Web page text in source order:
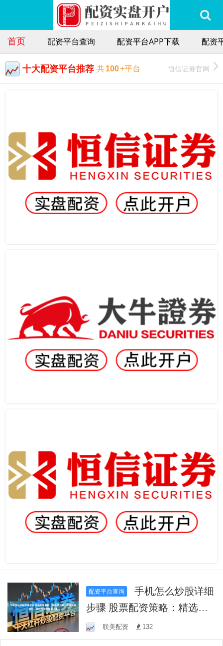
首页 配资平台查询 配资平台APP下载 配资
十大配资平台推荐 共100+平台 恒信证券官网
配资平台查询
手机怎么炒股详细
步骤 股票配资策略：精选潜
力股，掌握选股技巧，助力
投资收益最大化
联美配资 132